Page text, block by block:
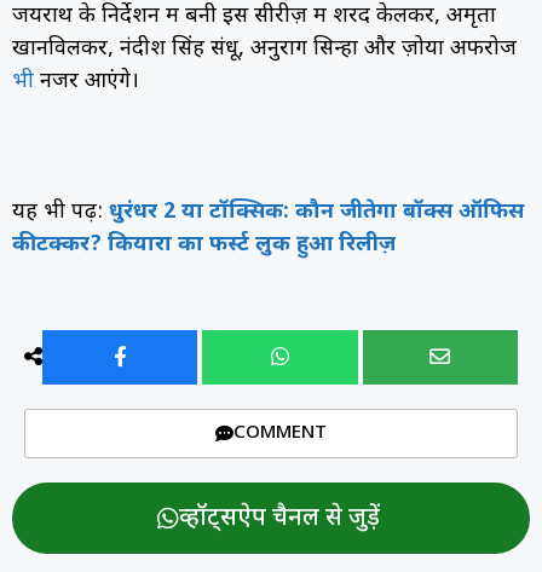
जयराथ के निर्देशन में बनी इस सीरीज़ में शरद केलकर, अमृता
खानविलकर, नंदीश सिंह संधू, अनुराग सिन्हा और ज़ोया अफरोज
भी नजर आएंगे।
यह भी पढ़ें: धुरंधर 2 या टॉक्सिक: कौन जीतेगा बॉक्स ऑफिस
की टक्कर? कियारा का फर्स्ट लुक हुआ रिलीज़
COMMENT
व्हॉट्सऐप चैनल से जुड़ें